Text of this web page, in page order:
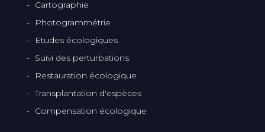
Cartographie
Photogrammétrie
Etudes écologiques
Suivi des perturbations
Restauration écologique
Transplantation d'espèces
Compensation écologique